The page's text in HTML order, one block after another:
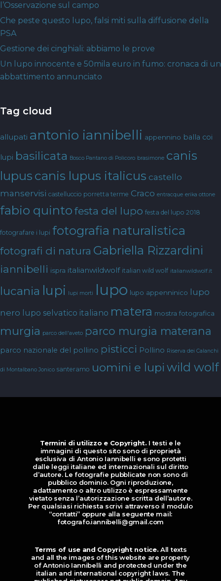
l’Osservazione sul campo
Che peste questo lupo, falsi miti sulla diffusione della
PSA
Gestione dei cinghiali: abbiamo le prove
Un lupo innocente e 50mila euro in fumo: cronaca di un
abbattimento annunciato
Tag cloud
allupati antonio iannibelli appennino balla coi
lupi basilicata Bosco Pantano di Policoro brasimone canis
lupus canis lupus italicus castello
manservisi castelluccio porretta terme Craco entracque erika ottone
fabio quinto festa del lupo festa del lupo 2018
fotografare i lupi fotografia naturalistica
fotografi di natura Gabriella Rizzardini
iannibelli ispra italianwildwolf italian wild wolf italianwildwolf.it
lucania lupi lupi morti lupo lupo appenninico lupo
nero lupo selvatico italiano matera mostra fotografica
murgia parco dell'aveto parco murgia materana
parco nazionale del pollino pisticci Pollino Riserva dei Calanchi
di Montalbano Jonico santeramo uomini e lupi wild wolf
Termini di utilizzo e Copyright. I testi e le
immagini di questo sito sono di proprietà
esclusiva di Antonio Iannibelli e sono protetti
dalle leggi italiane ed internazionali sul diritto
d’autore. Le fotografie pubblicate non sono di
pubblico dominio. Ogni riproduzione,
adattamento o altro utilizzo è espressamente
vietato senza l’autorizzazione scritta dell’autore.
Per qualsiasi richiesta scrivi attraverso il modulo
“contatti” oppure alla seguente mail:
fotografo.iannibelli@gmail.com
Terms of use and Copyright notice. All texts
and all the images of this website are property
of Antonio Iannibelli and protected under the
italian and international copyright laws. The